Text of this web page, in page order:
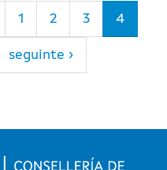
1 2 3 4
seguinte ›